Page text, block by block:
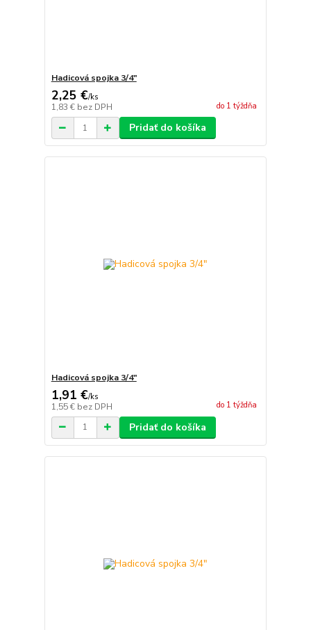
Hadicová spojka 3/4"
2,25 €/ks
1,83 € bez DPH do 1 týždňa
Pridať do košíka
Hadicová spojka 3/4"
1,91 €/ks
1,55 € bez DPH do 1 týždňa
Pridať do košíka